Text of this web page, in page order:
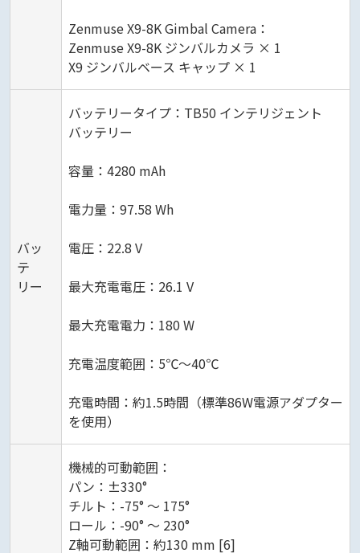
Zenmuse X9-8K Gimbal Camera：
Zenmuse X9-8K ジンバルカメラ × 1
X9 ジンバルベース キャップ × 1
バッ
テ
リー
バッテリータイプ：TB50 インテリジェント
バッテリー
容量：4280 mAh
電力量：97.58 Wh
電圧：22.8 V
最大充電電圧：26.1 V
最大充電電力：180 W
充電温度範囲：5℃～40℃
充電時間：約1.5時間（標準86W電源アダプター
を使用）
機械的可動範囲：
パン：±330°
チルト：-75° ～ 175°
ロール：-90° ～ 230°
Z軸可動範囲：約130 mm [6]